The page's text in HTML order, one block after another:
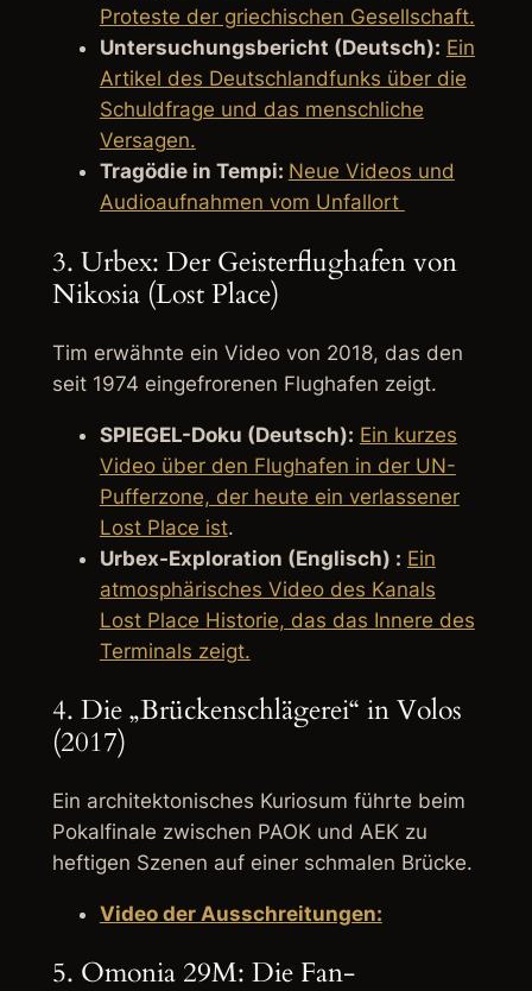
Proteste der griechischen Gesellschaft.
Untersuchungsbericht (Deutsch): Ein
Artikel des Deutschlandfunks über die
Schuldfrage und das menschliche
Versagen.
Tragödie in Tempi: Neue Videos und
Audioaufnahmen vom Unfallort
3. Urbex: Der Geisterflughafen von
Nikosia (Lost Place)
Tim erwähnte ein Video von 2018, das den
seit 1974 eingefrorenen Flughafen zeigt.
SPIEGEL-Doku (Deutsch): Ein kurzes
Video über den Flughafen in der UN-
Pufferzone, der heute ein verlassener
Lost Place ist.
Urbex-Exploration (Englisch) : Ein
atmosphärisches Video des Kanals
Lost Place Historie, das das Innere des
Terminals zeigt.
4. Die „Brückenschlägerei“ in Volos
(2017)
Ein architektonisches Kuriosum führte beim
Pokalfinale zwischen PAOK und AEK zu
heftigen Szenen auf einer schmalen Brücke.
Video der Ausschreitungen:
5. Omonia 29M: Die Fan-